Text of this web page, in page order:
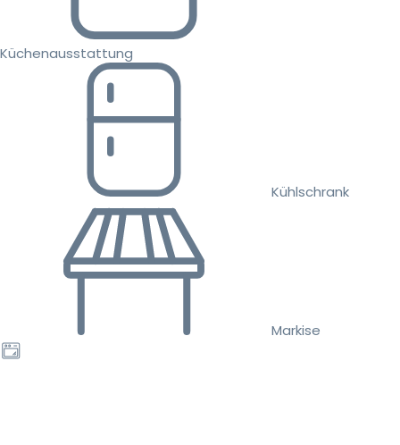
Küchenausstattung
Kühlschrank
Markise